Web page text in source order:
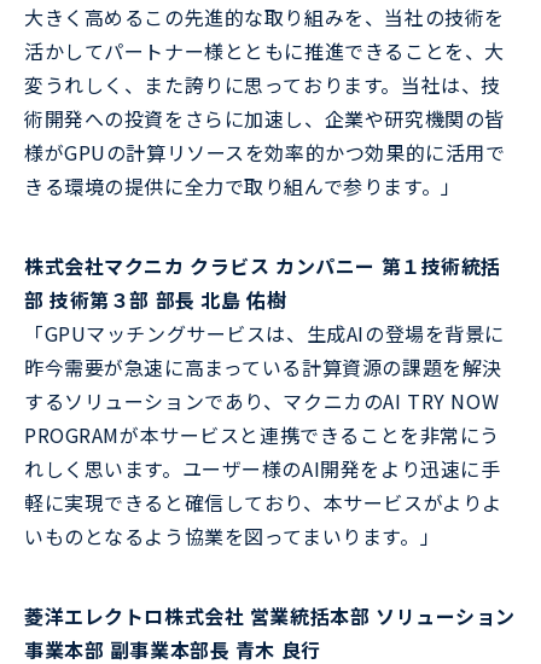
大きく高めるこの先進的な取り組みを、当社の技術を
活かしてパートナー様とともに推進できることを、大
変うれしく、また誇りに思っております。当社は、技
術開発への投資をさらに加速し、企業や研究機関の皆
様がGPUの計算リソースを効率的かつ効果的に活用で
きる環境の提供に全力で取り組んで参ります。」
株式会社マクニカ クラビス カンパニー 第１技術統括
部 技術第３部 部長 北島 佑樹
「GPUマッチングサービスは、生成AIの登場を背景に
昨今需要が急速に高まっている計算資源の課題を解決
するソリューションであり、マクニカのAI TRY NOW
PROGRAMが本サービスと連携できることを非常にう
れしく思います。ユーザー様のAI開発をより迅速に手
軽に実現できると確信しており、本サービスがよりよ
いものとなるよう協業を図ってまいります。」
菱洋エレクトロ株式会社 営業統括本部 ソリューション
事業本部 副事業本部長 青木 良行